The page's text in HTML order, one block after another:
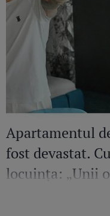
Apartamentul
fost devastat.
locuința: „Unii